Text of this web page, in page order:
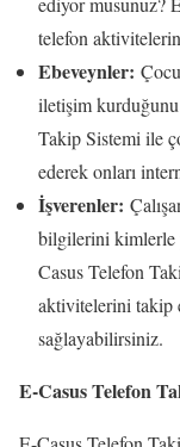
telefon
Ebeveynler:
iletişim
Takip Sistemi ile
ederek onları
İşverenler:
bilgilerini kimlerle
Casus Telefon
aktivitelerini takip
sağlayabilirsiniz.
E-Casus Telefon